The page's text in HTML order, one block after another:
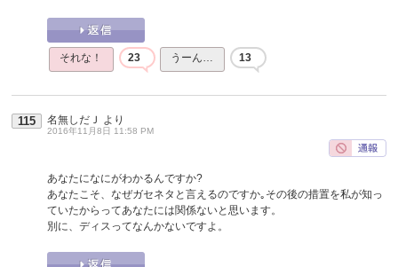
それな！ 23 うーん… 13
115 名無しだＪ より
2016年11月8日 11:58 PM
あなたになにがわかるんですか?
あなたこそ、なぜガセネタと言えるのですか｡その後の措置を私が知っ
ていたからってあなたには関係ないと思います。
別に、ディスってなんかないですよ。